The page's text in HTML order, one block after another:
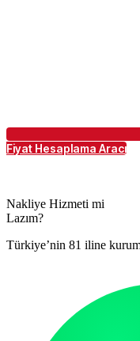
Fiyat Hesaplama Aracı
Nakliye Hizmeti mi
Lazım?
Türkiye’nin 81 iline